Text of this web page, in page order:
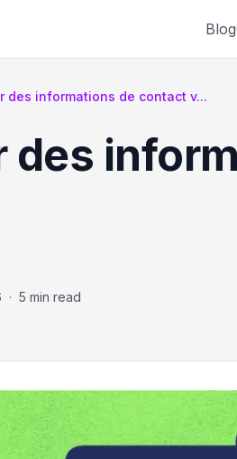
Blog
des informations de contact v...
des
· 5 min read